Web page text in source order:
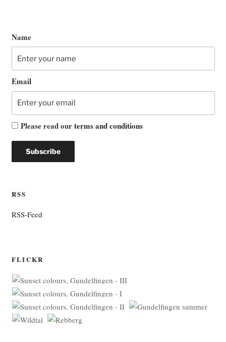
Name
Email
Please read ourterms and conditions
RSS
RSS-Feed
FLICKR